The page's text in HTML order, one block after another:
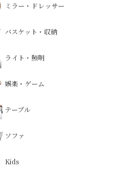
ミラー・ドレッサー
バスケット・収納
ライト・照明
娯楽・ゲーム
テーブル
ソファ
Kids